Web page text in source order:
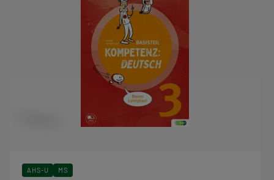
AHS-U MS